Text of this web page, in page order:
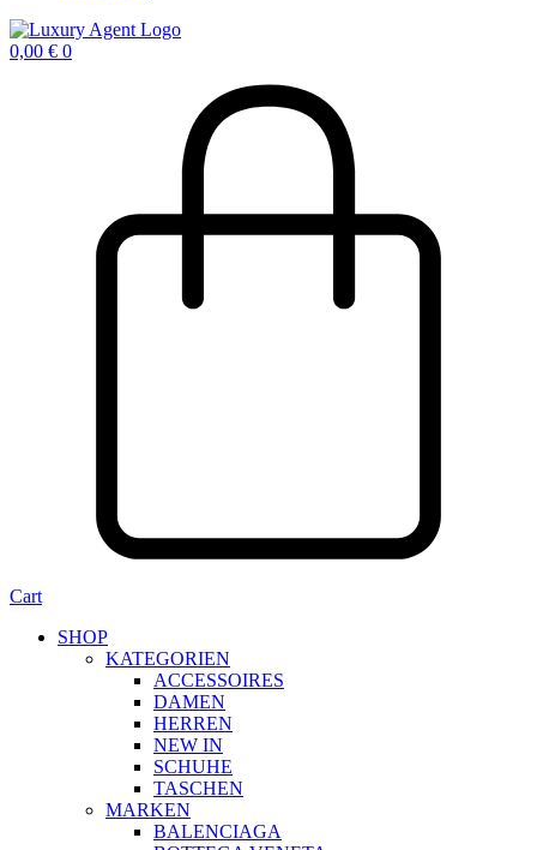
0,00 € 0
Cart
SHOP
KATEGORIEN
ACCESSOIRES
DAMEN
HERREN
NEW IN
SCHUHE
TASCHEN
MARKEN
BALENCIAGA